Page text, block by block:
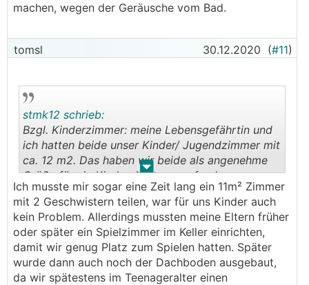
machen, wegen der Geräusche vom Bad.
tomsl 30.12.2020 (#11)
. .
stmk12 schrieb:
Bzgl. Kinderzimmer: meine Lebensgefährtin und
ich hatten beide unser Kinder/ Jugendzimmer mit
ca. 12 m2. Das haben wir beide als angenehme
Größe für ein Kinderzimmer empfunden...
Ich musste mir sogar eine Zeit lang ein 11m² Zimmer
mit 2 Geschwistern teilen, war für uns Kinder auch
kein Problem. Allerdings mussten meine Eltern früher
oder später ein Spielzimmer im Keller einrichten,
damit wir genug Platz zum Spielen hatten. Später
wurde dann auch noch der Dachboden ausgebaut,
da wir spätestens im Teenageralter einen